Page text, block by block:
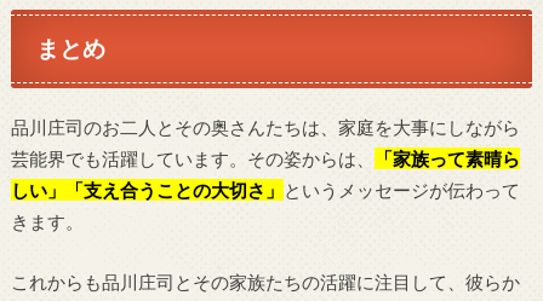
まとめ
品川庄司のお二人とその奥さんたちは、家庭を大事にしながら
芸能界でも活躍しています。その姿からは、
「家族って素晴ら
しい」「支え合うことの大切さ」 というメッセージが伝わって
きます。
これからも品川庄司とその家族たちの活躍に注目して、彼らか